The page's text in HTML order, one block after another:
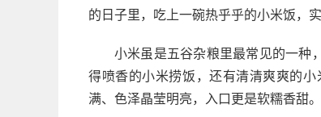
的日子里，吃上一碗热乎乎的小米饭，实
小米虽是五谷杂粮里最常见的一种
得喷香的小米捞饭，还有清清爽爽的
满、色泽晶莹明亮，入口更是软糯香甜。